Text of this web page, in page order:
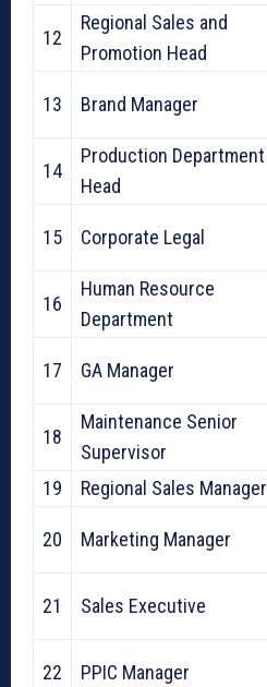
12
Regional Sales and
Promotion Head
13 Brand Manager
14
Production Department
Head
15 Corporate Legal
16
Human Resource
Department
17 GA Manager
18
Maintenance Senior
Supervisor
19
Regional Sales Manager
20 Marketing Manager
21 Sales Executive
22 PPIC Manager